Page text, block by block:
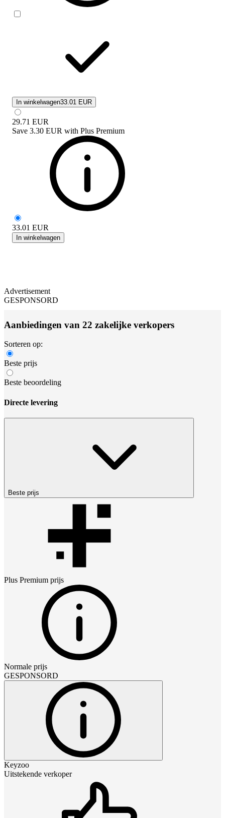
In winkelwagen33.01 EUR
29.71 EUR
Save 3.30 EUR with Plus Premium
33.01 EUR
In winkelwagen
Advertisement
GESPONSORD
Aanbiedingen van 22 zakelijke verkopers
Sorteren op:
Beste prijs
Beste beoordeling
Directe levering
Beste prijs
Plus Premium prijs
Normale prijs
GESPONSORD
Keyzoo
Uitstekende verkoper